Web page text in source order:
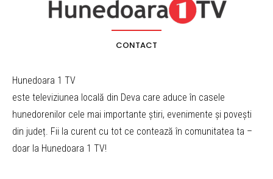
CONTACT
Hunedoara 1 TV
este televiziunea locală din Deva care aduce în casele
hunedorenilor cele mai importante știri, evenimente și povești
din județ. Fii la curent cu tot ce contează în comunitatea ta –
doar la Hunedoara 1 TV!